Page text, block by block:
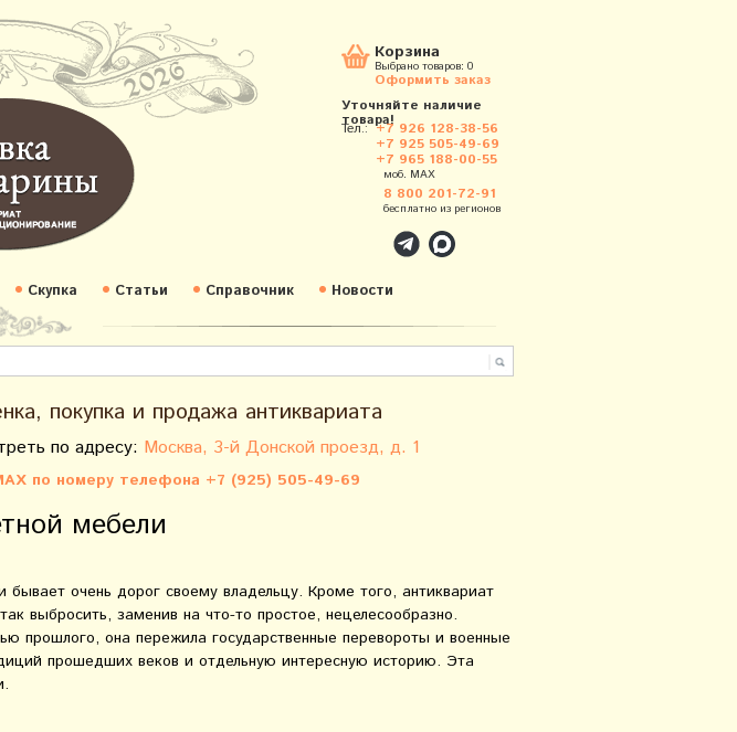
Корзина
Выбрано товаров: 0
Оформить заказ
Уточняйте наличие
товара!
Тел.: +7 926 128-38-56
+7 925 505-49-69
+7 965 188-00-55
моб. MAX
8 800 201-72-91
бесплатно из регионов
Скупка Статьи Справочник Новости
покупка и продажа антиквариата
по адресу: Москва, 3-й Донской проезд, д. 1
по номеру телефона +7 (925) 505-49-69
мебели
очень дорог своему владельцу. Кроме того, антиквариат
выбросить, заменив на что-то простое, нецелесообразно.
прошлого, она пережила государственные перевороты и военные
прошедших веков и отдельную интересную историю. Эта